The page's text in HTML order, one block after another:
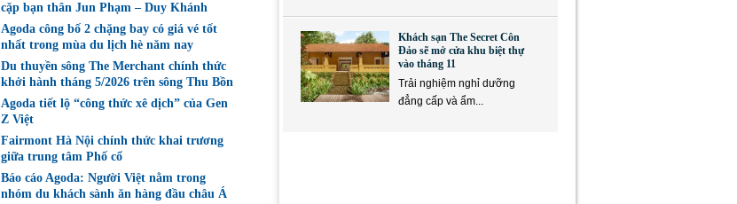
cặp bạn thân Jun Phạm – Duy Khánh
Agoda công bố 2 chặng bay có giá vé tốt
nhất trong mùa du lịch hè năm nay
Du thuyền sông The Merchant chính thức
khởi hành tháng 5/2026 trên sông Thu Bồn
Agoda tiết lộ “công thức xê dịch” của Gen
Z Việt
Fairmont Hà Nội chính thức khai trương
giữa trung tâm Phố cổ
Báo cáo Agoda: Người Việt nằm trong
nhóm du khách sành ăn hàng đầu châu Á
Khách sạn The Secret Côn
Đảo sẽ mở cửa khu biệt thự
vào tháng 11
Trải nghiệm nghỉ dưỡng
đẳng cấp và ẩm...